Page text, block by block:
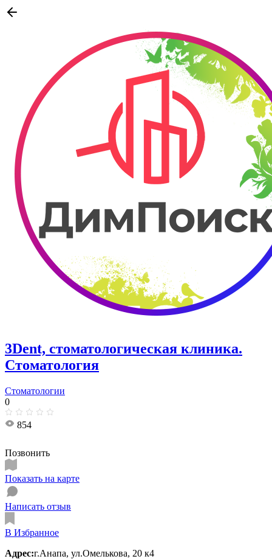
3Dent, стоматологическая клиника.
Стоматология
Стоматологии
0
854
Позвонить
Показать на карте
Написать отзыв
В Избранное
Адрес:г.Анапа, ул.Омелькова, 20 к4